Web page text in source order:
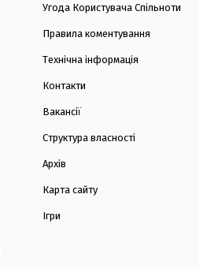
Угода Користувача Спільноти
Правила коментування
Технічна інформація
Контакти
Вакансії
Структура власності
Архів
Карта сайту
Ігри